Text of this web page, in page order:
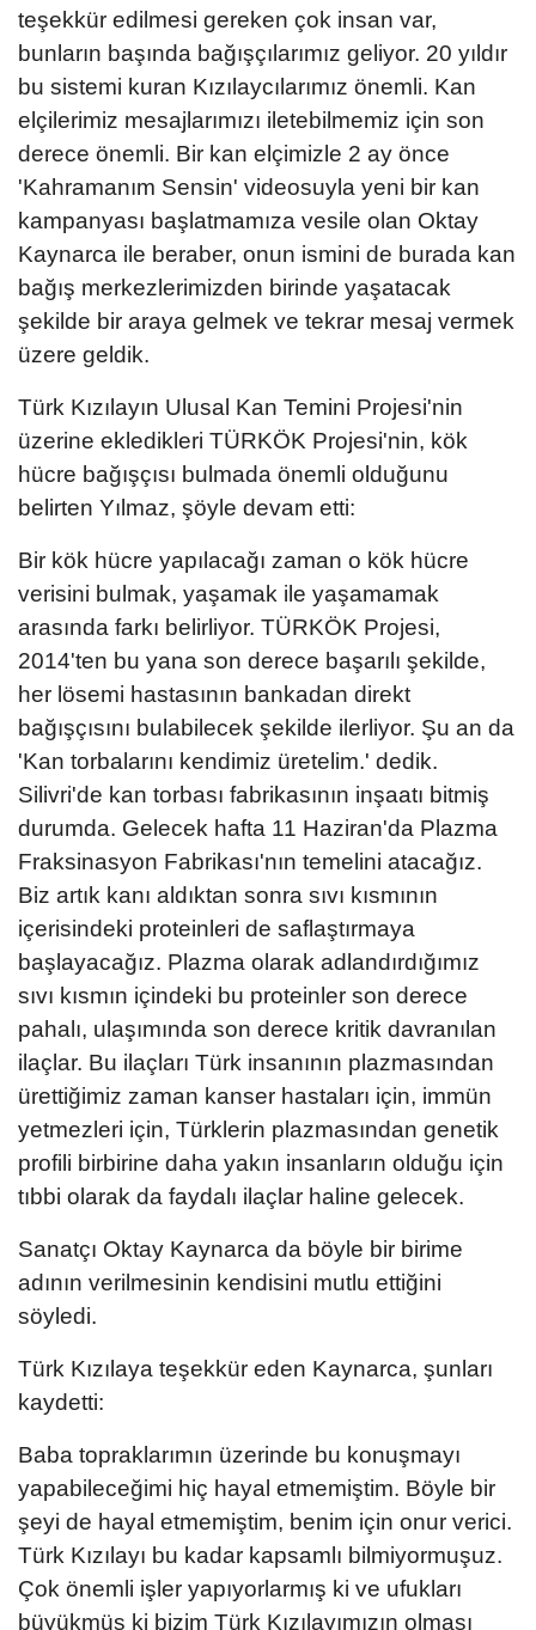
teşekkür edilmesi gereken çok insan var,
bunların başında bağışçılarımız geliyor. 20 yıldır
bu sistemi kuran Kızılaycılarımız önemli. Kan
elçilerimiz mesajlarımızı iletebilmemiz için son
derece önemli. Bir kan elçimizle 2 ay önce
'Kahramanım Sensin' videosuyla yeni bir kan
kampanyası başlatmamıza vesile olan Oktay
Kaynarca ile beraber, onun ismini de burada kan
bağış merkezlerimizden birinde yaşatacak
şekilde bir araya gelmek ve tekrar mesaj vermek
üzere geldik.
Türk Kızılayın Ulusal Kan Temini Projesi'nin
üzerine ekledikleri TÜRKÖK Projesi'nin, kök
hücre bağışçısı bulmada önemli olduğunu
belirten Yılmaz, şöyle devam etti:
Bir kök hücre yapılacağı zaman o kök hücre
verisini bulmak, yaşamak ile yaşamamak
arasında farkı belirliyor. TÜRKÖK Projesi,
2014'ten bu yana son derece başarılı şekilde,
her lösemi hastasının bankadan direkt
bağışçısını bulabilecek şekilde ilerliyor. Şu an da
'Kan torbalarını kendimiz üretelim.' dedik.
Silivri'de kan torbası fabrikasının inşaatı bitmiş
durumda. Gelecek hafta 11 Haziran'da Plazma
Fraksinasyon Fabrikası'nın temelini atacağız.
Biz artık kanı aldıktan sonra sıvı kısmının
içerisindeki proteinleri de saflaştırmaya
başlayacağız. Plazma olarak adlandırdığımız
sıvı kısmın içindeki bu proteinler son derece
pahalı, ulaşımında son derece kritik davranılan
ilaçlar. Bu ilaçları Türk insanının plazmasından
ürettiğimiz zaman kanser hastaları için, immün
yetmezleri için, Türklerin plazmasından genetik
profili birbirine daha yakın insanların olduğu için
tıbbi olarak da faydalı ilaçlar haline gelecek.
Sanatçı Oktay Kaynarca da böyle bir birime
adının verilmesinin kendisini mutlu ettiğini
söyledi.
Türk Kızılaya teşekkür eden Kaynarca, şunları
kaydetti:
Baba topraklarımın üzerinde bu konuşmayı
yapabileceğimi hiç hayal etmemiştim. Böyle bir
şeyi de hayal etmemiştim, benim için onur verici.
Türk Kızılayı bu kadar kapsamlı bilmiyormuşuz.
Çok önemli işler yapıyorlarmış ki ve ufukları
büyükmüş ki bizim Türk Kızılayımızın olması